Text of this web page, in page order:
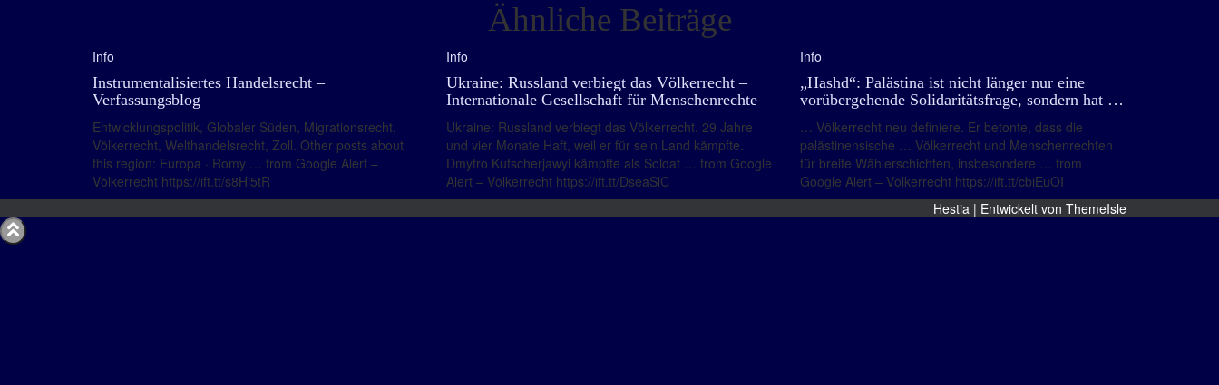
Ähnliche Beiträge
Info
Instrumentalisiertes Handelsrecht –
Verfassungsblog
Entwicklungspolitik, Globaler Süden, Migrationsrecht,
Völkerrecht, Welthandelsrecht, Zoll. Other posts about
this region: Europa · Romy … from Google Alert –
Völkerrecht https://ift.tt/s8Hl5tR
Info
Ukraine: Russland verbiegt das Völkerrecht –
Internationale Gesellschaft für Menschenrechte
Ukraine: Russland verbiegt das Völkerrecht. 29 Jahre
und vier Monate Haft, weil er für sein Land kämpfte.
Dmytro Kutscherjawyi kämpfte als Soldat … from Google
Alert – Völkerrecht https://ift.tt/DseaSlC
Info
„Hashd“: Palästina ist nicht länger nur eine
vorübergehende Solidaritätsfrage, sondern hat …
… Völkerrecht neu definiere. Er betonte, dass die
palästinensische … Völkerrecht und Menschenrechten
für breite Wählerschichten, insbesondere … from
Google Alert – Völkerrecht https://ift.tt/cbiEuOI
Hestia | Entwickelt von ThemeIsle